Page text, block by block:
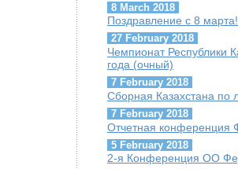
8 March 2018
Поздравление с 8 марта!
27 February 2018
Чемпионат Республики
года (очный)
7 February 2018
Сборная Казахстана по
7 February 2018
Отчетная
5 February 2018
2-я Конференция ОО